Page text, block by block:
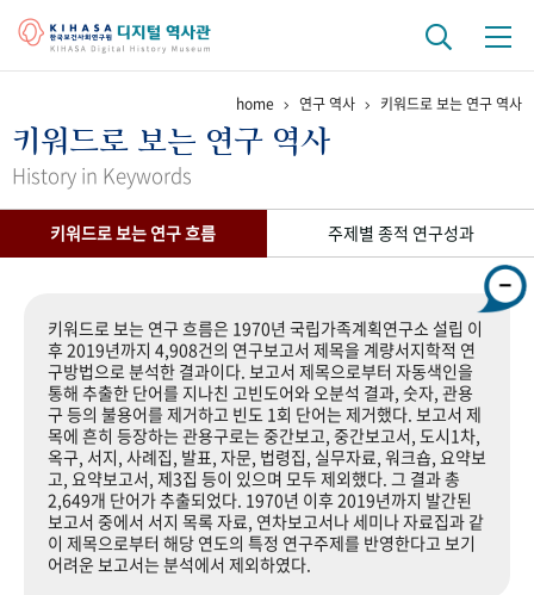
걸어온 길 기관 변천사 역대 기관장
연구 역사
기록물 아카이브
사진 아카이브 문서 기록물 행정박물 영상 기록물
+1주년 기념
성과 50선 숫자로 보는 50년 50+1주년 광장
세계와 함께 한 KIHASA
home 연구 역사 키워드로 보는 연구 역사
키워드로 보는 연구 역사
History in Keywords
키워드로 보는 연구 흐름 주제별 종적 연구성과
키워드로 보는 연구 흐름은 1970년 국립가족계획연구소 설립 이
후 2019년까지 4,908건의 연구보고서 제목을 계량서지학적 연
구방법으로 분석한 결과이다. 보고서 제목으로부터 자동색인을
통해 추출한 단어를 지나친 고빈도어와 오분석 결과, 숫자, 관용
구 등의 불용어를 제거하고 빈도 1회 단어는 제거했다. 보고서 제
목에 흔히 등장하는 관용구로는 중간보고, 중간보고서, 도시1차,
옥구, 서지, 사례집, 발표, 자문, 법령집, 실무자료, 워크숍, 요약보
고, 요약보고서, 제3집 등이 있으며 모두 제외했다. 그 결과 총
2,649개 단어가 추출되었다. 1970년 이후 2019년까지 발간된
보고서 중에서 서지 목록 자료, 연차보고서나 세미나 자료집과 같
이 제목으로부터 해당 연도의 특정 연구주제를 반영한다고 보기
어려운 보고서는 분석에서 제외하였다.